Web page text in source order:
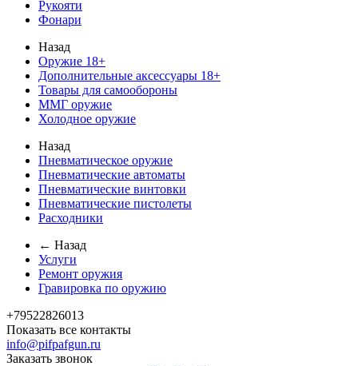
Рукояти
Фонари
Назад
Оружие 18+
Дополнительные аксессуары 18+
Товары для самообороны
ММГ оружие
Холодное оружие
Назад
Пневматическое оружие
Пневматические автоматы
Пневматические винтовки
Пневматические пистолеты
Расходники
← Назад
Услуги
Ремонт оружия
Гравировка по оружию
+79522826013
Показать все контакты
info@pifpafgun.ru
Заказать звонок